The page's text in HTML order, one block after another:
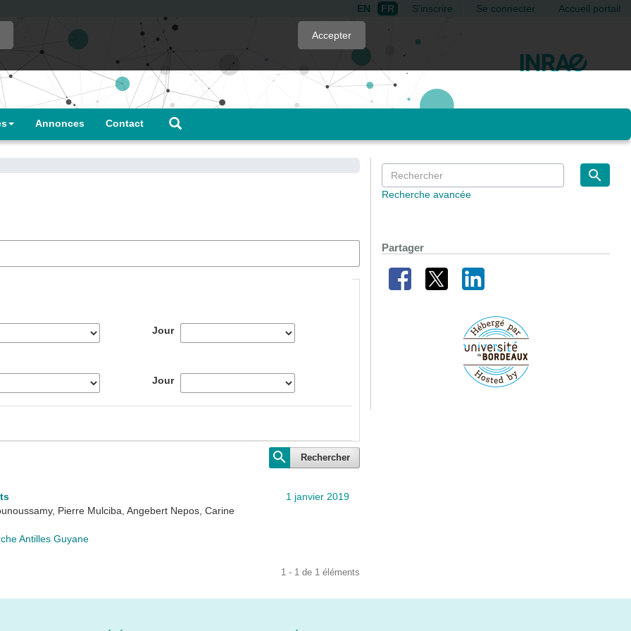
EN FR S'inscrire Se connecter Accueil portail
Annonces Contact
Jour
Jour
Rechercher
1 janvier 2019
Pierre Mulciba, Angebert Nepos, Carine
Antilles Guyane
1 - 1 de 1 éléments
Recherche avancée
Partager
Accepter